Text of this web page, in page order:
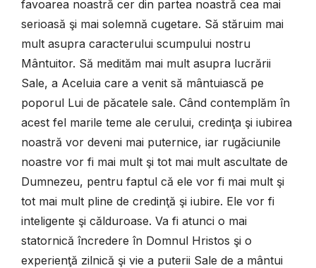
favoarea noastră cer din partea noastră cea mai
serioasă şi mai solemnă cugetare. Să stăruim mai
mult asupra caracterului scumpului nostru
Mântuitor. Să medităm mai mult asupra lucrării
Sale, a Aceluia care a venit să mântuiască pe
poporul Lui de păcatele sale. Când contemplăm în
acest fel marile teme ale cerului, credinţa şi iubirea
noastră vor deveni mai puternice, iar rugăciunile
noastre vor fi mai mult şi tot mai mult ascultate de
Dumnezeu, pentru faptul că ele vor fi mai mult şi
tot mai mult pline de credinţă şi iubire. Ele vor fi
inteligente şi călduroase. Va fi atunci o mai
statornică încredere în Domnul Hristos şi o
experienţă zilnică şi vie a puterii Sale de a mântui